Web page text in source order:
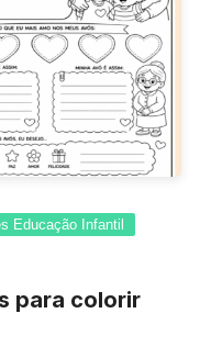
Educação Infantil
para colorir